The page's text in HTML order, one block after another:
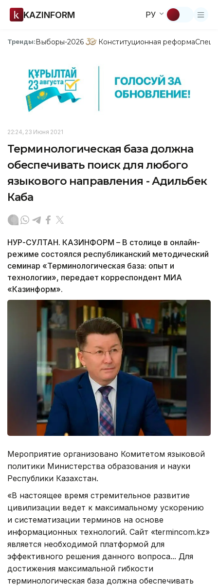
KAZINFORM РУ
Тренды:Выборы-2026 Конституционная реформа
22:24, 23 Июня 2021
Терминологическая база должна
обеспечивать поиск для любого
языкового направления - Адильбек
Каба
НУР-СУЛТАН. КАЗИНФОРМ – В столице в онлайн-
режиме состоялся республиканский методический
семинар «Терминологическая база: опыт и
технологии», передает корреспондент МИА
«Казинформ».
Мероприятие организовано Комитетом языковой
политики Министерства образования и науки
Республики Казахстан.
«В настоящее время стремительное развитие
цивилизации ведет к максимальному ускорению
и систематизации терминов на основе
информационных технологий. Сайт «termincom.kz»
является необходимой платформой для
эффективного решения данного вопроса... Для
достижения максимальной гибкости
терминологическая база должна обеспечивать